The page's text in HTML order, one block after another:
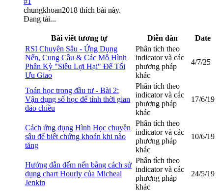
chungkhoan2018 thích bài này.
Đang tải...
Bài viết tương tự Diễn đàn
Date
RSI Chuyên Sâu - Ứng Dụng
Nến, Cung Cầu & Các Mô Hình
Phân Kỳ "Siêu Lợi Hại" Để Tối
Ưu Giao
Phân tích theo
indicator và các
phương pháp
khác
4/7/25
Toán học trong đầu tư - Bài 2:
Vận dụng số học để tính thời gian
đảo chiều
Phân tích theo
indicator và các
phương pháp
khác
17/6/19
Cách ứng dụng Hình Học chuyên
sâu để biết chứng khoán khi nào
tăng
Phân tích theo
indicator và các
phương pháp
khác
10/6/19
Hướng dẫn đếm nến bằng cách sử
dụng chart Hourly của Micheal
Jenkin
Phân tích theo
indicator và các
phương pháp
khác
24/5/19